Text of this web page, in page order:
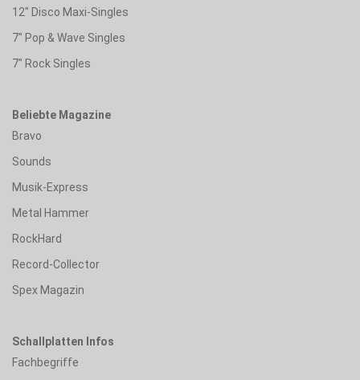
12" Disco Maxi-Singles
7" Pop & Wave Singles
7" Rock Singles
Beliebte Magazine
Bravo
Sounds
Musik-Express
Metal Hammer
RockHard
Record-Collector
Spex Magazin
Schallplatten Infos
Fachbegriffe